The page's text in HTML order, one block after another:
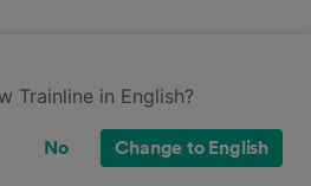
3h 17m,1 cambio
Trainline in English?
No Change to English